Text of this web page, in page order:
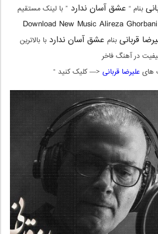
بنام “ عشق آسان ندارد” با لینک مستقیم
Download New Music Alireza
قربانیبنام عشق آسان ندارد با بالاترین
در آهنگ فاخر
هایعلیرضا قربانی <— کلیک کنید “